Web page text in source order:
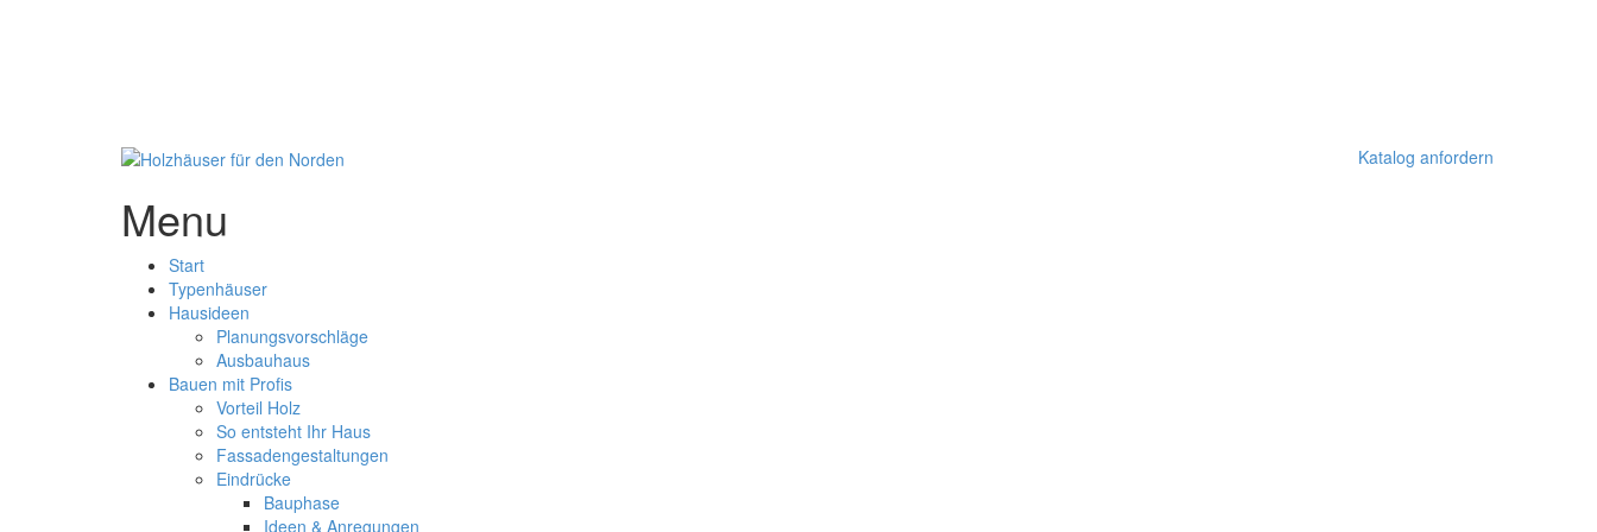
Katalog anfordern
Menu
Start
Typenhäuser
Hausideen
Planungsvorschläge
Ausbauhaus
Bauen mit Profis
Vorteil Holz
So entsteht Ihr Haus
Fassadengestaltungen
Eindrücke
Bauphase
Ideen & Anregungen